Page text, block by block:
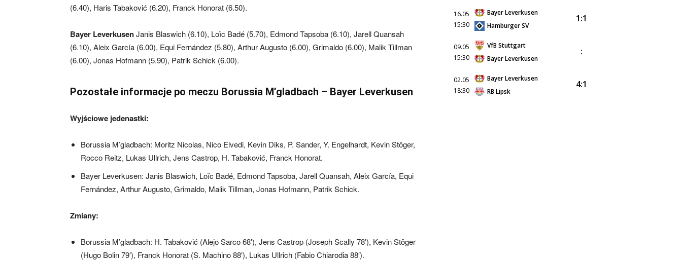
(6.40), Haris Tabaković (6.20), Franck Honorat (6.50).
Bayer LeverkusenJanis Blaswich (6.10), Loïc Badé (5.70), Edmond Tapsoba (6.10), Jarell Quansah
(6.10), Aleix García (6.00), Equi Fernández (5.80), Arthur Augusto (6.00), Grimaldo (6.00), Malik Tillman
(6.00), Jonas Hofmann (5.90), Patrik Schick (6.00).
Pozostałe informacje po meczu Borussia M’gladbach – Bayer Leverkusen
Wyjściowe jedenastki:
Borussia M’gladbach: Moritz Nicolas, Nico Elvedi, Kevin Diks, P. Sander, Y. Engelhardt, Kevin Stöger,
Rocco Reitz, Lukas Ullrich, Jens Castrop, H. Tabaković, Franck Honorat.
Bayer Leverkusen: Janis Blaswich, Loïc Badé, Edmond Tapsoba, Jarell Quansah, Aleix García, Equi
Fernández, Arthur Augusto, Grimaldo, Malik Tillman, Jonas Hofmann, Patrik Schick.
Zmiany:
Borussia M’gladbach: H. Tabaković (Alejo Sarco 68′), Jens Castrop (Joseph Scally 78′), Kevin Stöger
(Hugo Bolin 79′), Franck Honorat (S. Machino 88′), Lukas Ullrich (Fabio Chiarodia 88′).
16.05
15:30
Bayer Leverkusen
Hamburger SV
1:1
09.05
15:30
VfB Stuttgart
Bayer Leverkusen
:
02.05
18:30
Bayer Leverkusen
RB Lipsk
4:1